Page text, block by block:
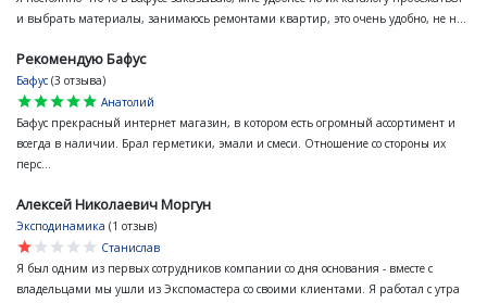
и выбрать материалы, занимаюсь ремонтами квартир, это очень удобно, не н...
Рекомендую Бафус
Бафус (3 отзыва)
star
star
star
star
star
Анатолий
Бафус прекрасный интернет магазин, в котором есть огромный ассортимент и
всегда в наличии. Брал герметики, эмали и смеси. Отношение со стороны их
перс...
Алексей Николаевич Моргун
Эксподинамика (1 отзыв)
star
star
star
star
star
Станислав
Я был одним из первых сотрудников компании со дня основания - вместе с
владельцами мы ушли из Экспомастера со своими клиентами. Я работал с утра